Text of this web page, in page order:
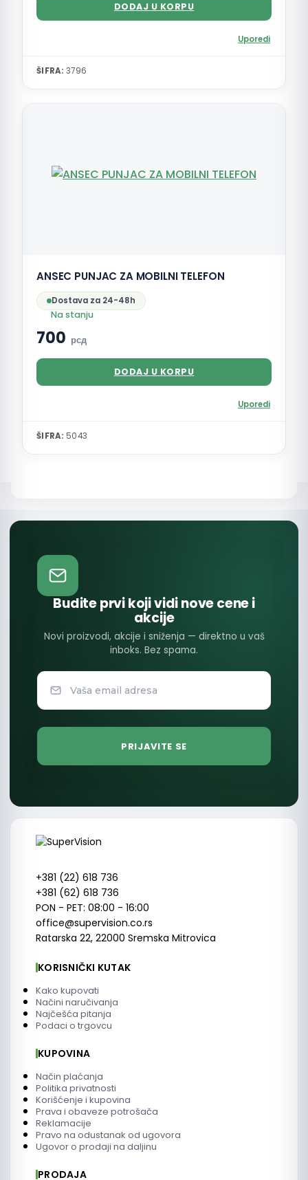
DODAJ U KORPU
Uporedi
ŠIFRA: 3796
ANSEC PUNJAC ZA MOBILNI TELEFON
Dostava za 24-48h
Na stanju
700 рсд
DODAJ U KORPU
Uporedi
ŠIFRA: 5043
Budite prvi koji vidi nove cene i
akcije
Novi proizvodi, akcije i sniženja — direktno u vaš
inboks. Bez spama.
+381 (22) 618 736
+381 (62) 618 736
PON - PET: 08:00 - 16:00
office@supervision.co.rs
Ratarska 22, 22000 Sremska Mitrovica
KORISNIČKI KUTAK
Kako kupovati
Načini naručivanja
Najčešća pitanja
Podaci o trgovcu
KUPOVINA
Način plaćanja
Politika privatnosti
Korišćenje i kupovina
Prava i obaveze potrošača
Reklamacije
Pravo na odustanak od ugovora
Ugovor o prodaji na daljinu
PRODAJA